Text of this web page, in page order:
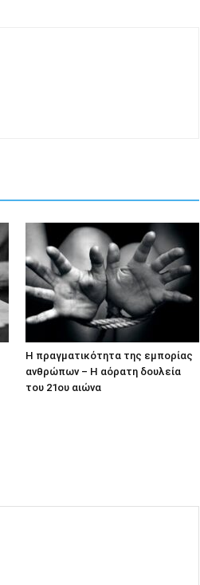
Η πραγματικότητα της εμπορίας
ανθρώπων – Η αόρατη δουλεία
του 21ου αιώνα